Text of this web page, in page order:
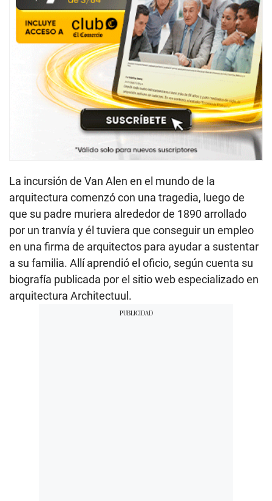
La incursión de Van Alen en el mundo de la
arquitectura comenzó con una tragedia, luego de
que su padre muriera alrededor de 1890 arrollado
por un tranvía y él tuviera que conseguir un empleo
en una firma de arquitectos para ayudar a sustentar
a su familia. Allí aprendió el oficio, según cuenta su
biografía publicada por el sitio web especializado en
arquitectura Architectuul.